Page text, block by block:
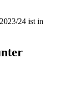
24 ist in